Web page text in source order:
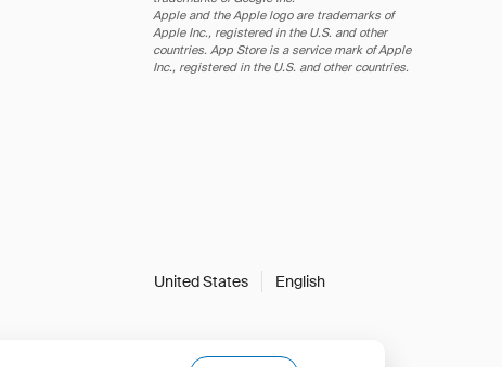
Apple and the Apple logo are trademarks of
Apple Inc., registered in the U.S. and other
countries. App Store is a service mark of Apple
Inc., registered in the U.S. and other countries.
United States English